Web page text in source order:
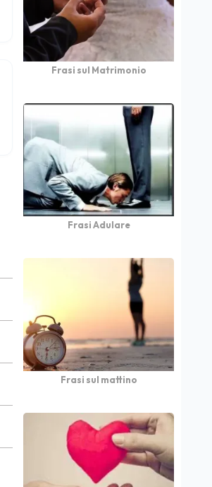
Frasi sul Matrimonio
Frasi Adulare
Frasi sul mattino